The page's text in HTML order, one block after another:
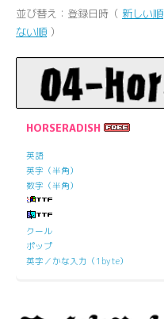
並び替え：登録日時（ 新しい順
ない順 ）
HORSERADISH
英語
英字（半角）
数字（半角）
クール
ポップ
英字／かな入力（1byte）